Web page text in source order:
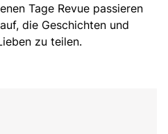
Tage Revue passieren
die Geschichten und
zu teilen.